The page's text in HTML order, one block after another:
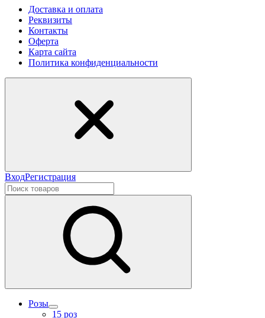
Доставка и оплата
Реквизиты
Контакты
Оферта
Карта сайта
Политика конфиденциальности
ВходРегистрация
Розы
15 роз